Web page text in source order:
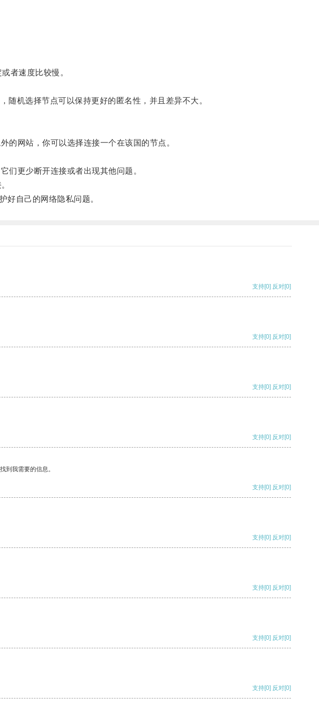
者速度比较慢。
机选择节点可以保持更好的匿名性，并且差异不大。
网站，你可以选择连接一个在该国的节点。
更少断开连接或者出现其他问题。
自己的网络隐私问题。
支持[0] 反对[0]
支持[0] 反对[0]
支持[0] 反对[0]
支持[0] 反对[0]
到我需要的信息。
支持[0] 反对[0]
支持[0] 反对[0]
支持[0] 反对[0]
支持[0] 反对[0]
支持[0] 反对[0]